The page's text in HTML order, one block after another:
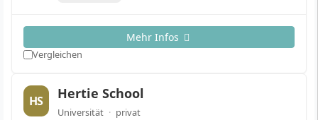
Mehr Infos
Vergleichen
HS Hertie School
Universität · privat